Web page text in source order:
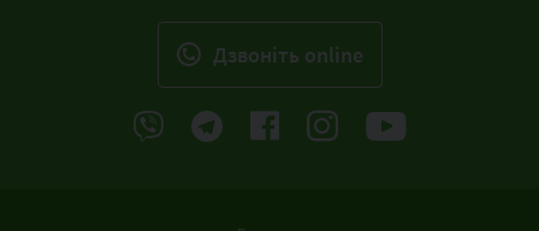
Дзвонiть online